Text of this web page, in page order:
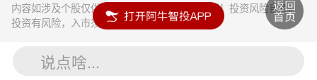
内容如涉及个股仅供参考，不构成任何投资建议！投资风险自负。
投资有风险，入市须谨慎。
说点啥...